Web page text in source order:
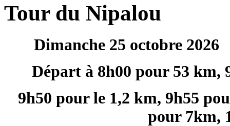
Tour du Nipalou
Dimanche 25 octobre
Départ à 8h00 pour 53 km,
9h50 pour le 1,2 km, 9h55
pour 7km,